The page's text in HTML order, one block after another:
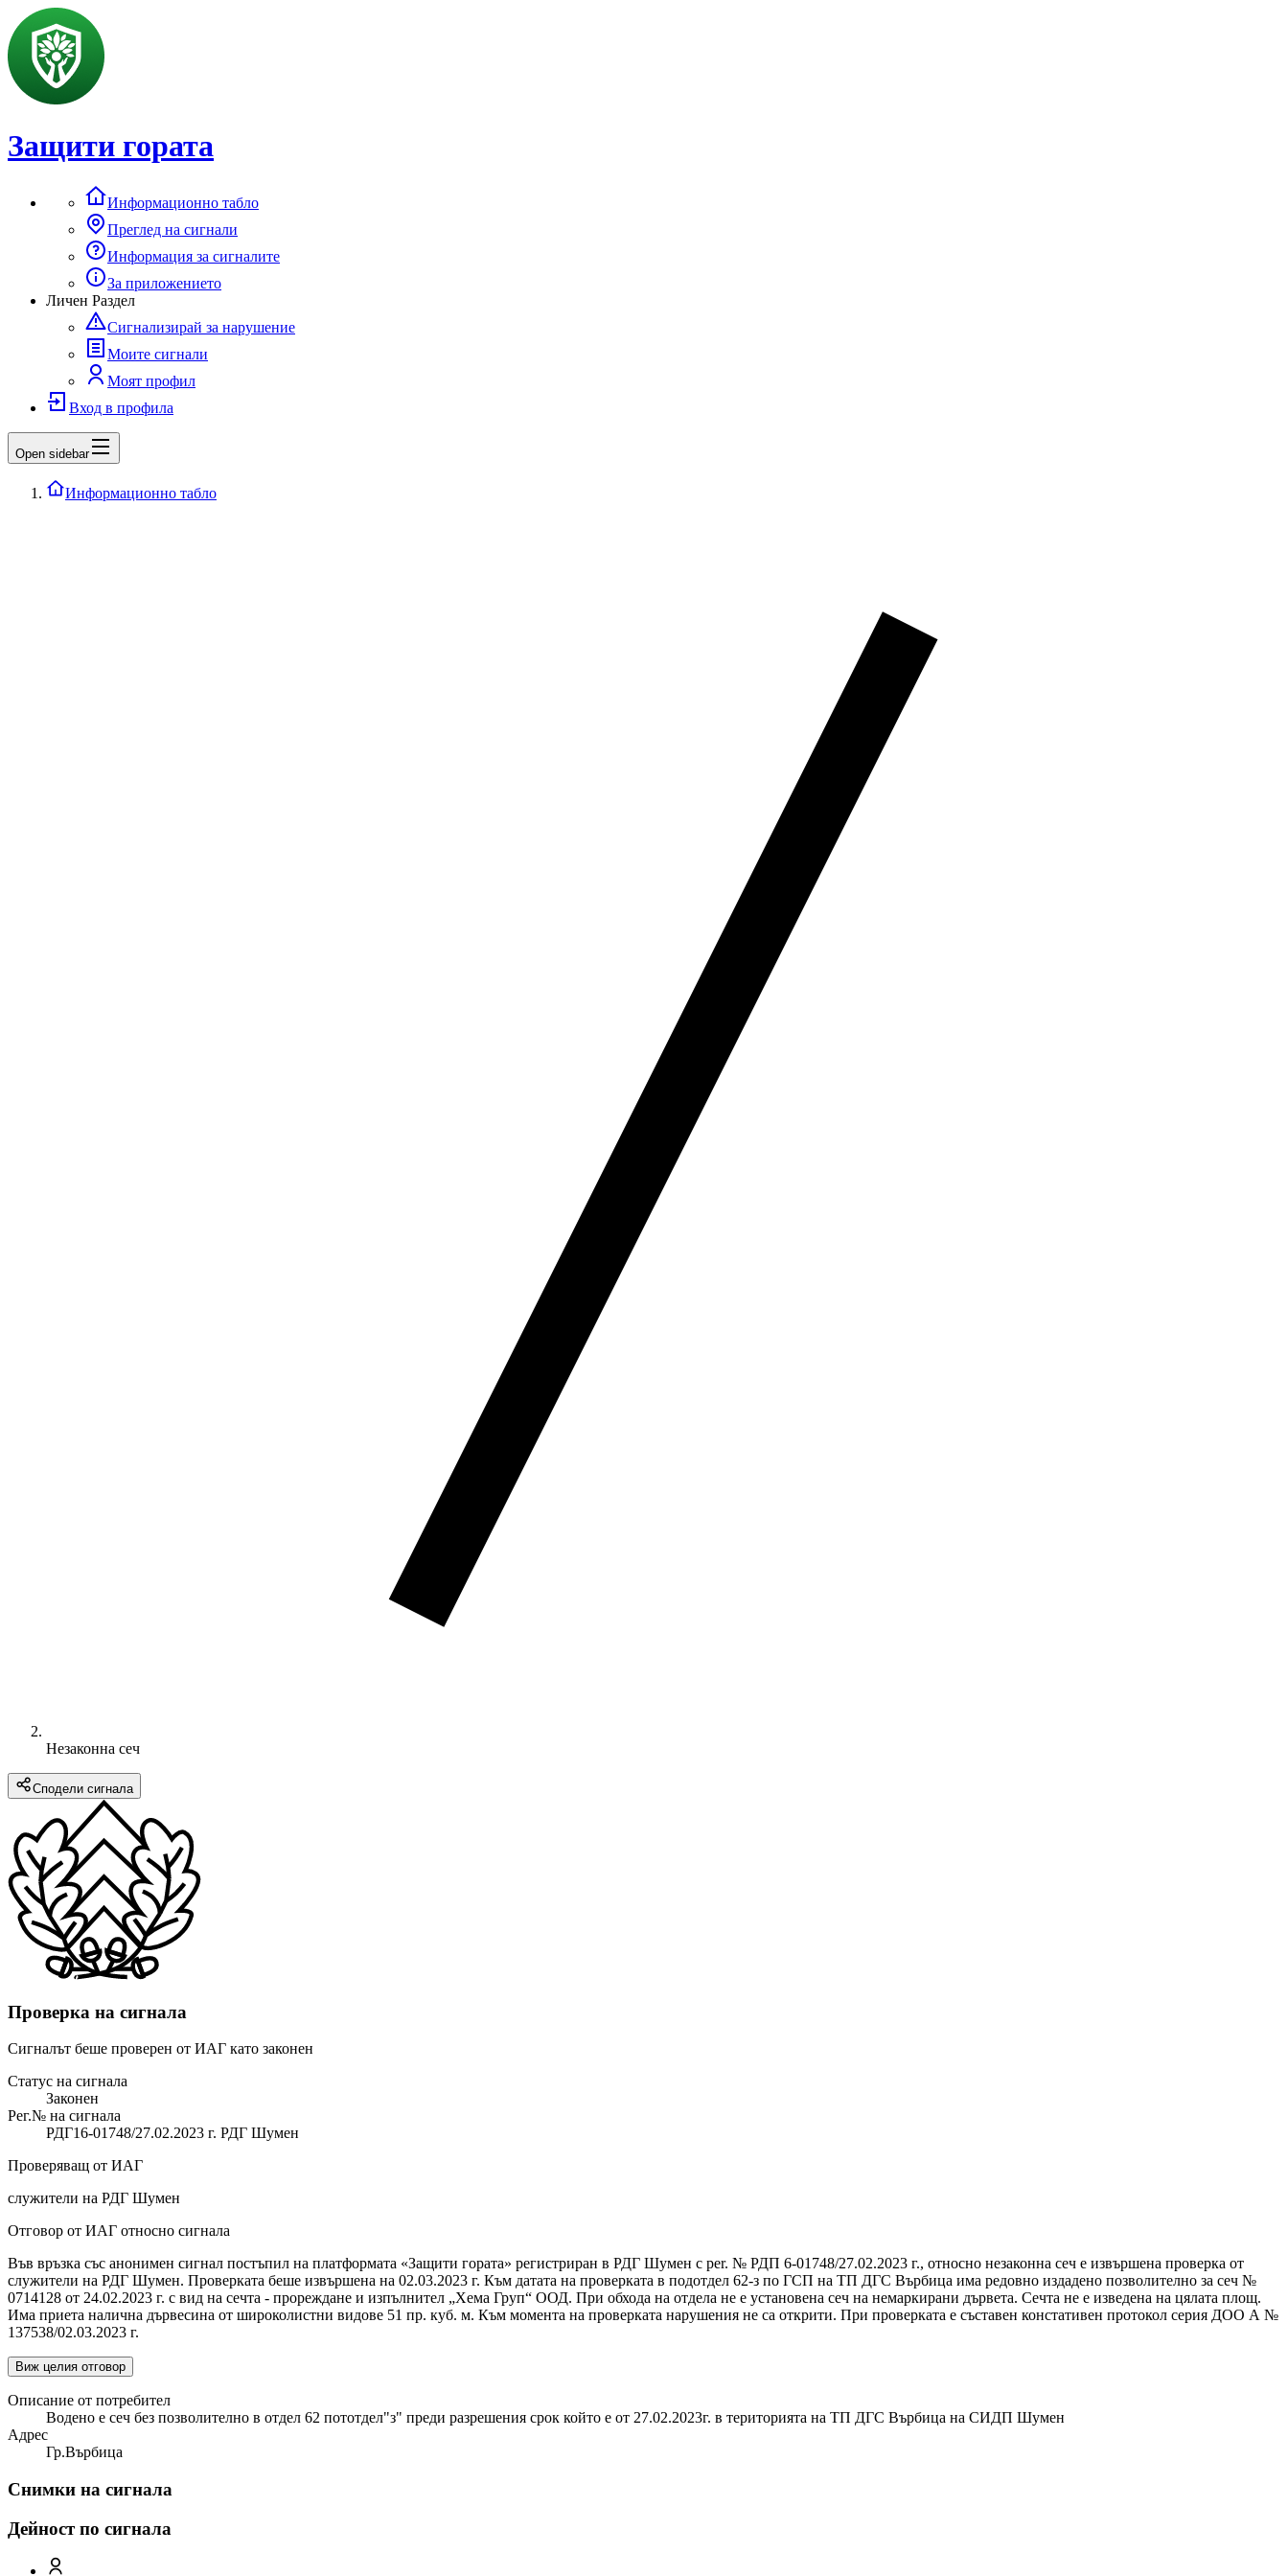
Защити гората
Информационно табло
Преглед на сигнали
Информация за сигналите
За приложението
Личен Раздел
Сигнализирай за нарушение
Моите сигнали
Моят профил
Вход в профила
Open sidebar
Информационно табло
Незаконна сеч
Сподели сигнала
Проверка на сигнала
Сигналът беше проверен от ИАГ като законен
Статус на сигнала
Законен
Рег.№ на сигнала
РДГ16-01748/27.02.2023 г. РДГ Шумен
Проверяващ от ИАГ
служители на РДГ Шумен
Отговор от ИАГ относно сигнала
Във връзка със анонимен сигнал постъпил на платформата «Защити гората» регистриран в РДГ Шумен с per. № РДП 6-01748/27.02.2023 г., относно незаконна сеч е извършена проверка от
служители на РДГ Шумен. Проверката беше извършена на 02.03.2023 г. Към датата на проверката в подотдел 62-з по ГСП на ТП ДГС Върбица има редовно издадено позволително за сеч №
0714128 от 24.02.2023 г. с вид на сечта - прореждане и изпълнител „Хема Груп“ ООД. При обхода на отдела не е установена сеч на немаркирани дървета. Сечта не е изведена на цялата площ.
Има приета налична дървесина от широколистни видове 51 пр. куб. м. Към момента на проверката нарушения не са открити. При проверката е съставен констативен протокол серия ДОО А №
137538/02.03.2023 г.
Виж целия отговор
Описание от потребител
Водено е сеч без позволително в отдел 62 пототдел"з" преди разрешения срок който е от 27.02.2023г. в територията на ТП ДГС Върбица на СИДП Шумен
Адрес
Гр.Върбица
Снимки на сигнала
Дейност по сигнала